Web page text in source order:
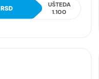
RSD
UŠTEDA
1.100